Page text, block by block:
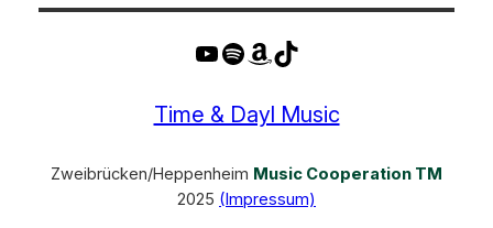
YouTube
Spotify
Amazon
TikTok
Time & Dayl Music
Zweibrücken/Heppenheim Music Cooperation TM
2025 (Impressum)